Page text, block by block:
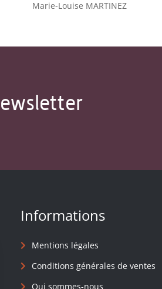
Marie-Louise MARTINEZ
Informations
Mentions légales
Conditions générales de ventes
Qui sommes-nous